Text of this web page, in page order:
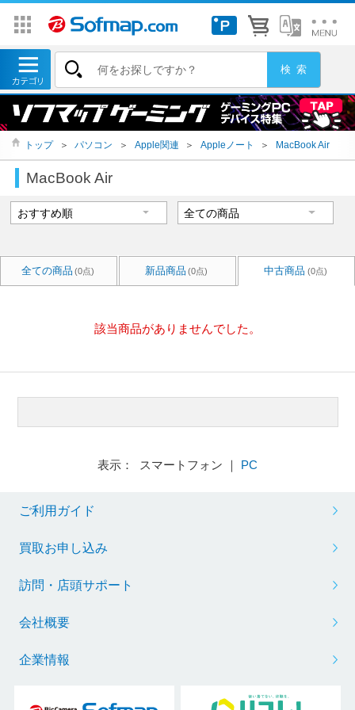
トップ ＞ パソコン ＞ Apple関連 ＞ Appleノート ＞ MacBook Air
MacBook Air
全ての商品 (0点) 新品商品 (0点) 中古商品 (0点)
該当商品がありませんでした。
表示： スマートフォン ｜ PC
ご利用ガイド
買取お申し込み
訪問・店頭サポート
会社概要
企業情報